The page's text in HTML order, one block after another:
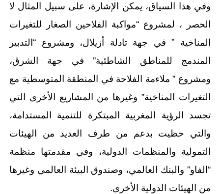
وفي هذا السياق، يمكن الإشارة، على سبيل المثال لا
الحصر ، لمشروع “مواكبة الفلاحين الصغار للتغيرات
المناخية ” في جهة تادلة أزيلال، ومشروع “التدبير
المندمج للمناطق الشاطئية” في جهة الشرق،
ومشروع ” ملاءمة الفلاحة في المنطقة المتوسطية مع
التغيرات المناخية” وغيرها من المشاريع الأخرى التي
تجسد الرؤية المغربية المبتكرة للتنمية المستدامة،
والتي حظيت بدعم من طرف العديد من الهيئات
التمولية والمنظمات الدولية، وفي مقدمتها منظمة
“الفاو” والبنك العالمي، وصندوق البيئة العالمي وغيرها
من الهيئات الدولية الأخرى.